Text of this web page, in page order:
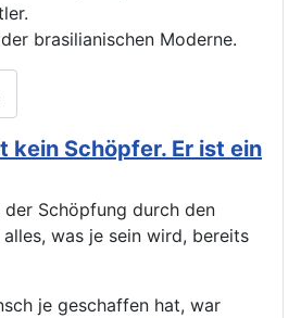
brasilianischen Moderne.
kein Schöpfer. Er ist ein
der Schöpfung durch den
alles, was je sein wird, bereits
je geschaffen hat, war